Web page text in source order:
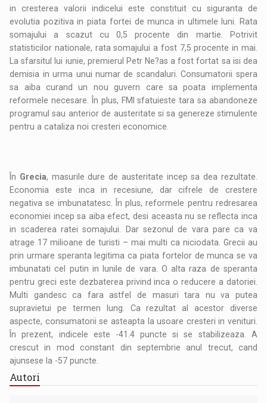
in cresterea valorii indicelui este constituit cu siguranta de
evolutia pozitiva in piata fortei de munca in ultimele luni. Rata
somajului a scazut cu 0,5 procente din martie. Potrivit
statisticilor nationale, rata somajului a fost 7,5 procente in mai.
La sfarsitul lui iunie, premierul Petr Ne?as a fost fortat sa isi dea
demisia in urma unui numar de scandaluri. Consumatorii spera
sa aiba curand un nou guvern care sa poata implementa
reformele necesare. În plus, FMI sfatuieste tara sa abandoneze
programul sau anterior de austeritate si sa genereze stimulente
pentru a cataliza noi cresteri economice.
În Grecia, masurile dure de austeritate incep sa dea rezultate.
Economia este inca in recesiune, dar cifrele de crestere
negativa se imbunatatesc. În plus, reformele pentru redresarea
economiei incep sa aiba efect, desi aceasta nu se reflecta inca
in scaderea ratei somajului. Dar sezonul de vara pare ca va
atrage 17 milioane de turisti – mai multi ca niciodata. Grecii au
prin urmare speranta legitima ca piata fortelor de munca se va
imbunatati cel putin in lunile de vara. O alta raza de speranta
pentru greci este dezbaterea privind inca o reducere a datoriei.
Multi gandesc ca fara astfel de masuri tara nu va putea
supravietui pe termen lung. Ca rezultat al acestor diverse
aspecte, consumatorii se asteapta la usoare cresteri in venituri.
În prezent, indicele este -41.4 puncte si se stabilizeaza. A
crescut in mod constant din septembrie anul trecut, cand
ajunsese la -57 puncte.
Autori